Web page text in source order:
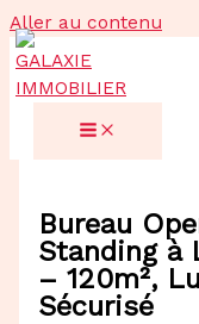
Aller au contenu
Bureau
Standing à
– 120m²,
Sécurisé